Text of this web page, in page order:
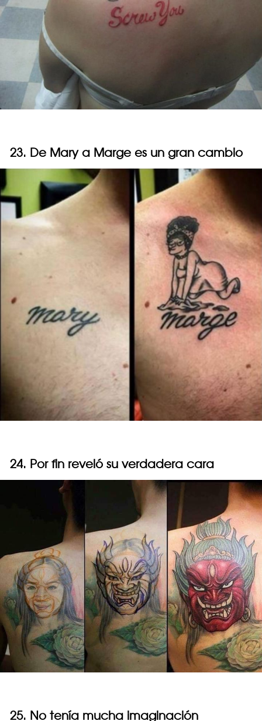
23. De Mary a Marge es un gran cambio
24. Por fin reveló su verdadera cara
25. No tenía mucha imaginación